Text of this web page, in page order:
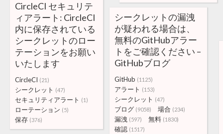
CircleCI セキュリテ
ィアラート: CircleCI
内に保存されている
シークレットのロー
テーションをお願い
いたします
CircleCI (21)
シークレット (47)
セキュリティアラート (1)
ローテーション (5)
保存 (376)
シークレットの漏洩
が疑われる場合は、
無料のGitHubアラー
トをご確認ください –
GitHubブログ
GitHub (1125)
アラート (153)
シークレット (47)
ブログ (9058) 場合 (234)
漏洩 (597) 無料 (1830)
確認 (1517)